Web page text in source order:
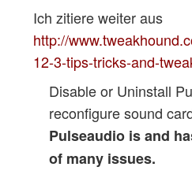
Ich zitiere weiter aus
http://
12-3-tips-tricks-and-
Disable or Uninstall
reconfigure sound
Pulseaudio is and
of many issues.